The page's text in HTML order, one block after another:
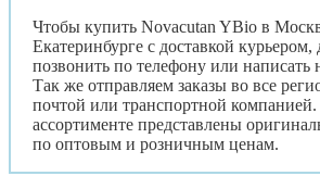
Чтобы купить Novacutan YBio в
Екатеринбурге с доставкой курьером,
позвонить по телефону или написать
Так же отправляем заказы во все
почтой или транспортной
ассортименте представлены
по оптовым и розничным ценам.